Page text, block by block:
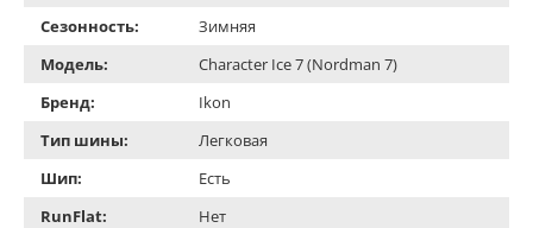
Сезонность:
Зимняя
Модель:
Character Ice 7 (Nordman 7)
Бренд:
Ikon
Тип шины:
Легковая
Шип:
Есть
RunFlat:
Нет